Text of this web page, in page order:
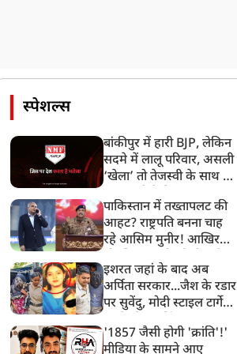
स्पेशल्स
बांकीपुर में हारी BJP, लेकिन
सदमे में लालू परिवार, असली
‘खेला’ तो तेजस्वी के साथ हो
पाकिस्तान में तख्तापलट की
आहट? राष्ट्रपति बनना चाह
रहे आसिम मुनीर! आखिर
बनाया मोहरा?
इशरत जहां के बाद अब
अर्पिता सरकार...जैश के रडार
पर सुवेंदु, मोदी स्टाइल टार्गेट
बड़ा एक्शन!
'1857 जैसी होगी 'क्रांति'!'
मीडिया के सामने आए